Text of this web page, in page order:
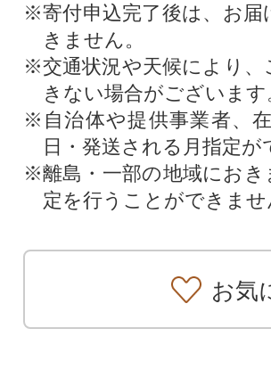
※寄付申込完了後は、お
きません。
※交通状況や天候により
きない場合がございます
※自治体や提供事業者、
日・発送される月指定
※離島・一部の地域にお
定を行うことができませ
お気